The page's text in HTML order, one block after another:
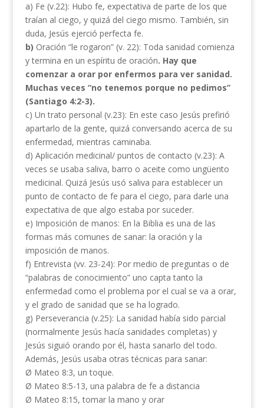
a) Fe (v.22): Hubo fe, expectativa de parte de los que
traían al ciego, y quizá del ciego mismo. También, sin
duda, Jesús ejerció perfecta fe.
b) Oración “le rogaron” (v. 22): Toda sanidad comienza
y termina en un espíritu de oración. Hay que
comenzar a orar por enfermos para ver sanidad.
Muchas veces “no tenemos porque no pedimos”
(Santiago 4:2-3).
c) Un trato personal (v.23): En este caso Jesús prefirió
apartarlo de la gente, quizá conversando acerca de su
enfermedad, mientras caminaba.
d) Aplicación medicinal/ puntos de contacto (v.23): A
veces se usaba saliva, barro o aceite como ungüento
medicinal. Quizá Jesús usó saliva para establecer un
punto de contacto de fe para el ciego, para darle una
expectativa de que algo estaba por suceder.
e) Imposición de manos: En la Biblia es una de las
formas más comunes de sanar: la oración y la
imposición de manos.
f) Entrevista (vv. 23-24): Por medio de preguntas o de
“palabras de conocimiento” uno capta tanto la
enfermedad como el problema por el cual se va a orar,
y el grado de sanidad que se ha logrado.
g) Perseverancia (v.25): La sanidad había sido parcial
(normalmente Jesús hacía sanidades completas) y
Jesús siguió orando por él, hasta sanarlo del todo.
Además, Jesús usaba otras técnicas para sanar:
Ø Mateo 8:3, un toque.
Ø Mateo 8:5-13, una palabra de fe a distancia
Ø Mateo 8:15, tomar la mano y orar